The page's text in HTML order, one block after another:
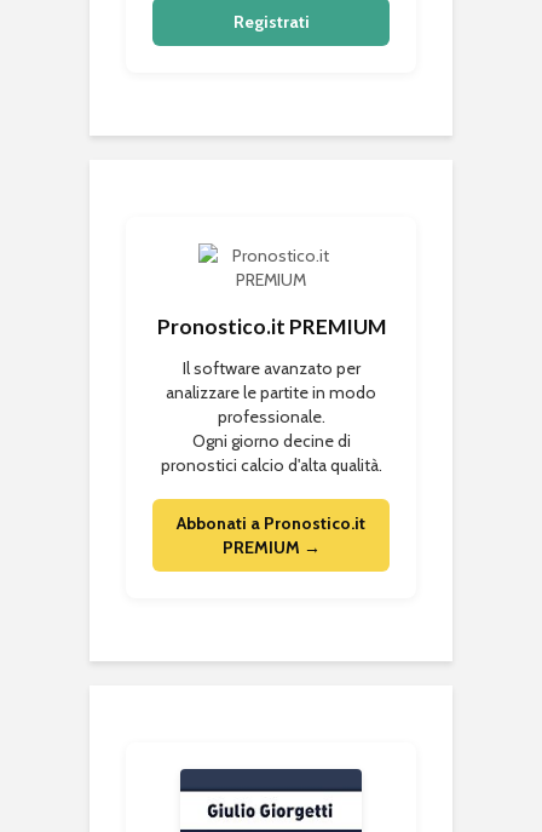
Registrati
Pronostico.it PREMIUM
Il software avanzato per
analizzare le partite in modo
professionale.
Ogni giorno decine di
pronostici calcio d'alta qualità.
Abbonati a Pronostico.it
PREMIUM →